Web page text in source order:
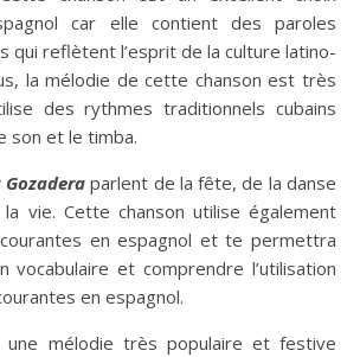
car elle contient des paroles
qui reflètent l’esprit de la culture latino-
la mélodie de cette chanson est très
des rythmes traditionnels cubains
son et le timba.
Gozaderaparlent de la fête, de la danse
vie. Cette chanson utilise également
en espagnol et te permettra
vocabulaire et comprendre l’utilisation
en espagnol.
une mélodie très populaire et festive